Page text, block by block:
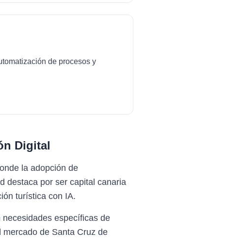
de procesos y
Digital
la adopción de
destaca por ser capital canaria
turística con IA.
específicas de
de Santa Cruz de